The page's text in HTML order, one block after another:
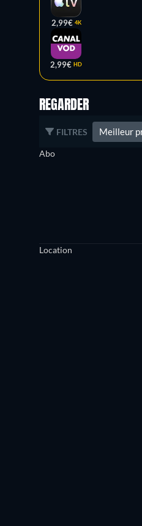
2,99€ 4K
2,99€ HD
REGARDER
FILTRES Meilleur
Abo
Location